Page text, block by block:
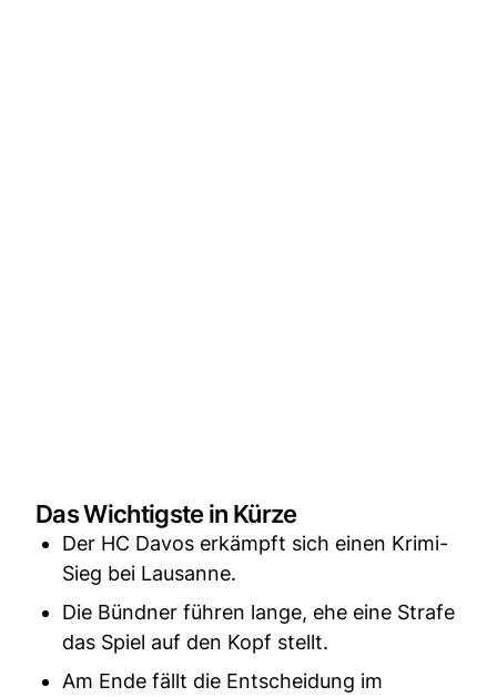
Das Wichtigste in Kürze
Der HC Davos erkämpft sich einen Krimi-
Sieg bei Lausanne.
Die Bündner führen lange, ehe eine Strafe
das Spiel auf den Kopf stellt.
Am Ende fällt die Entscheidung im